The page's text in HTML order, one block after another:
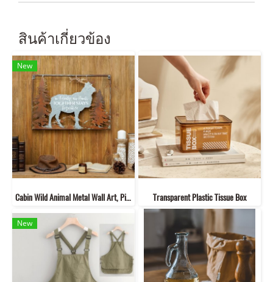
สินค้าเกี่ยวข้อง
New
Cabin Wild Animal Metal Wall Art, Pick Your Style Transparent Plastic Tissue Box
New